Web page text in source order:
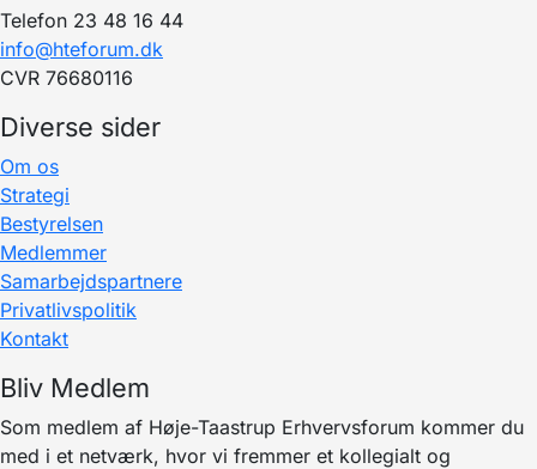
Telefon 23 48 16 44
info@hteforum.dk
CVR 76680116
Diverse sider
Om os
Strategi
Bestyrelsen
Medlemmer
Samarbejdspartnere
Privatlivspolitik
Kontakt
Bliv Medlem
Som medlem af Høje-Taastrup Erhvervsforum kommer du
med i et netværk, hvor vi fremmer et kollegialt og